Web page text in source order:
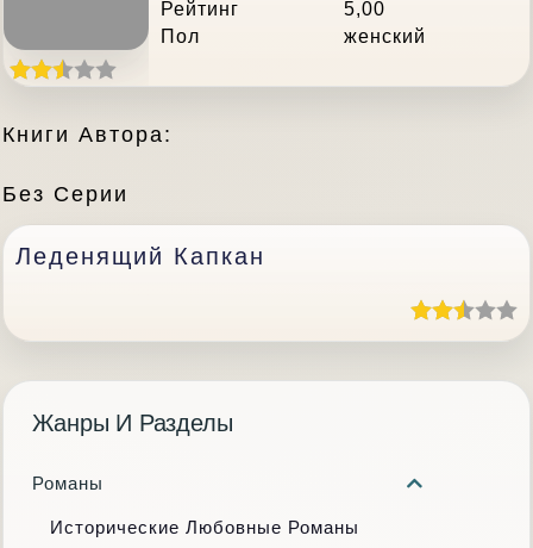
Рейтинг
5,00
Пол
женский
Книги Автора:
Без Серии
Леденящий Капкан
Жанры И Разделы
Романы
Исторические Любовные Романы